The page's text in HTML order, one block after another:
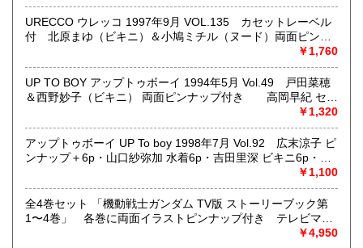
お取り扱いは、趣味のものすべてにわたります。
グラビアアイドル雑誌(キャンディーズなどの昔の女優・アイ
ドルも歓迎)
古マンガ・アニメロマンアルバム系、イラスト集、
美少女ゲーム、プレミアゲーム、攻略本・設定資料集
映画パンフレット、プレミアトイ、音楽
どんなジャンルでも買取することができます。
東京近郊出張買取していますのでお気軽にご相談ください。
線)
最寄駅：神保町駅 御茶ノ水駅
営業時間：12:00-20:00
定休日：なし 年末は30日午後5時に閉店、年始は3日正午よ
URECCO ウレッコ 1997年9月 VOL.135 カセットレーベル
付 北原まゆ（ビキニ）＆小鳩ミチル（ヌード）両面ピンナ
ップ付き 矢沢ようこ ヌード4p・小沢まどか ヌード8p・安
藤有里 ヌード7p・南ありす ヌード8p・上野結 ヌード8p・桜
ちゆり ヌード6p・松川あゆみ ヌード8p・逸見留奈 ヌード
6p・宝城梨花 ヌード5p・入来陽子 ビキニ5p・RQカタログ・
￥1,760
UP TO BOY アップトゥボーイ 1994年5月 Vol.49 戸田菜穂
＆西野妙子（ビキニ） 両面ピンナップ付き 高岡早紀 セク
シーショット10p・中江有里 12p・瀬戸朝香 4p・篠原涼子
6p・小島聖 ビキニ6p・井上由香理 水着6p・Melody 水着
7p・中嶋美智代 8p・西野妙子 ビキニ8p・戸田菜穂 12p・春
だ、TV,だ、新番組だ！（浜崎あゆみ など） 他
￥1,320
アップトゥボーイ UP To boy 1998年7月 Vol.92 広末涼子 ピ
ンナップ＋6p・山口紗弥加 水着6p・吉田里深 ビキニ6p・青
木裕子 ビキニ5p・松本恵 7p・加藤あい 6p・斎藤梨沙 4p・
村田あゆみ ビキニ4p・モーニング娘。モノクロ6p 他
￥1,100
全4巻セット 「機動戦士ガンダム TV版 ストーリーブック第
1〜4巻」 各巻に両面イラストピンナップ付き テレビマガ
￥4,950